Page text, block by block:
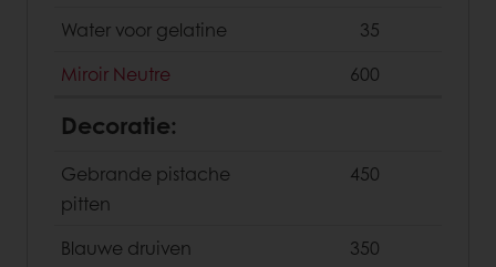
Water voor gelatine
35
Miroir Neutre
600
Decoratie:
Gebrande pistache
pitten
450
Blauwe druiven
350